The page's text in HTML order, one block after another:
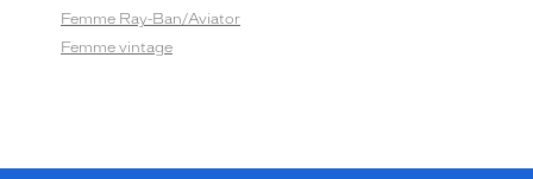
Femme Ray-Ban/Aviator
Femme vintage